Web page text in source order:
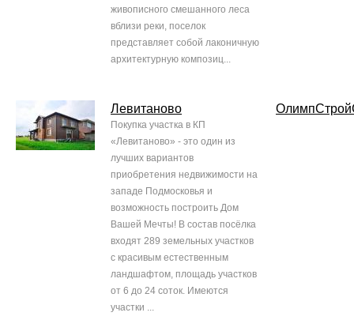
живописного смешанного леса
вблизи реки, поселок
представляет собой лаконичную
архитектурную композиц...
Левитаново
Покупка участка в КП
«Левитаново» - это один из
лучших вариантов
приобретения недвижимости на
западе Подмосковья и
возможность построить Дом
Вашей Мечты! В состав посёлка
входят 289 земельных участков
с красивым естественным
ландшафтом, площадь участков
от 6 до 24 соток. Имеются
участки ...